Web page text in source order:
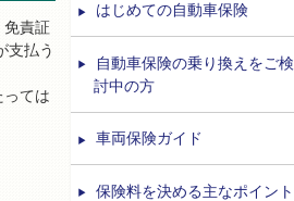
免責証
支払う
ては
はじめての自動車保険
自動車保険の乗り換えをご検
討中の方
車両保険ガイド
保険料を決める主なポイント